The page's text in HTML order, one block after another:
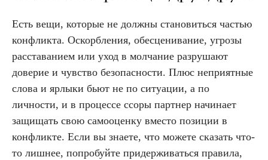
Есть вещи, которые не должны становиться частью
конфликта. Оскорбления, обесценивание, угрозы
расставанием или уход в молчание разрушают
доверие и чувство безопасности. Плюс неприятные
слова и ярлыки бьют не по ситуации, а по
личности, и в процессе ссоры партнер начинает
защищать свою самооценку вместо позиции в
конфликте. Если вы знаете, что можете сказать что-
то лишнее, попробуйте придерживаться правила,